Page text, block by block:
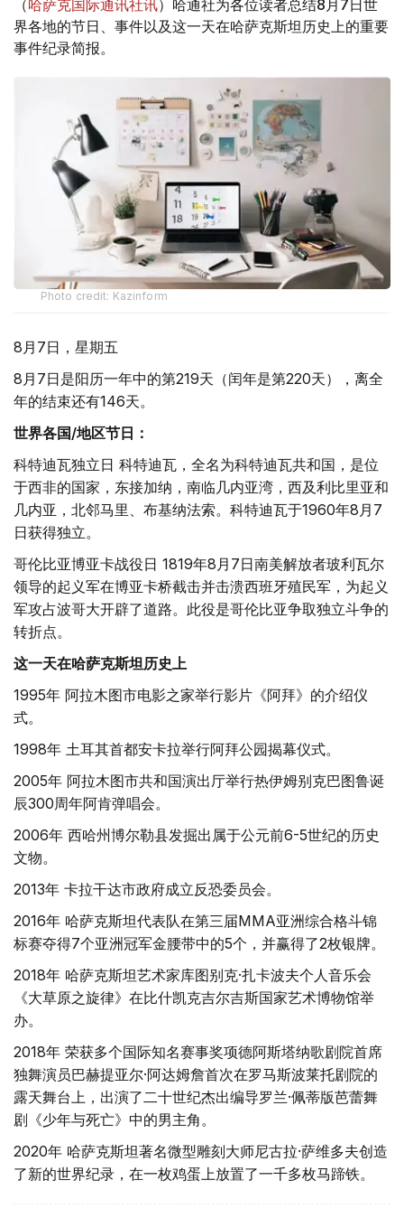
（哈萨克国际通讯社讯）哈通社为各位读者总结8月7日世
界各地的节日、事件以及这一天在哈萨克斯坦历史上的重要
事件纪录简报。
Photo credit: Kazinform
8月7日，星期五
8月7日是阳历一年中的第219天（闰年是第220天），离全
年的结束还有146天。
世界各国/地区节日：
科特迪瓦独立日 科特迪瓦，全名为科特迪瓦共和国，是位
于西非的国家，东接加纳，南临几内亚湾，西及利比里亚和
几内亚，北邻马里、布基纳法索。科特迪瓦于1960年8月7
日获得独立。
哥伦比亚博亚卡战役日 1819年8月7日南美解放者玻利瓦尔
领导的起义军在博亚卡桥截击并击溃西班牙殖民军，为起义
军攻占波哥大开辟了道路。此役是哥伦比亚争取独立斗争的
转折点。
这一天在哈萨克斯坦历史上
1995年 阿拉木图市电影之家举行影片《阿拜》的介绍仪
式。
1998年 土耳其首都安卡拉举行阿拜公园揭幕仪式。
2005年 阿拉木图市共和国演出厅举行热伊姆别克巴图鲁诞
辰300周年阿肯弹唱会。
2006年 西哈州博尔勒县发掘出属于公元前6-5世纪的历史
文物。
2013年 卡拉干达市政府成立反恐委员会。
2016年 哈萨克斯坦代表队在第三届MMA亚洲综合格斗锦
标赛夺得7个亚洲冠军金腰带中的5个，并赢得了2枚银牌。
2018年 哈萨克斯坦艺术家库图别克·扎卡波夫个人音乐会
《大草原之旋律》在比什凯克吉尔吉斯国家艺术博物馆举
办。
2018年 荣获多个国际知名赛事奖项德阿斯塔纳歌剧院首席
独舞演员巴赫提亚尔·阿达姆詹首次在罗马斯波莱托剧院的
露天舞台上，出演了二十世纪杰出编导罗兰·佩蒂版芭蕾舞
剧《少年与死亡》中的男主角。
2020年 哈萨克斯坦著名微型雕刻大师尼古拉·萨维多夫创造
了新的世界纪录，在一枚鸡蛋上放置了一千多枚马蹄铁。